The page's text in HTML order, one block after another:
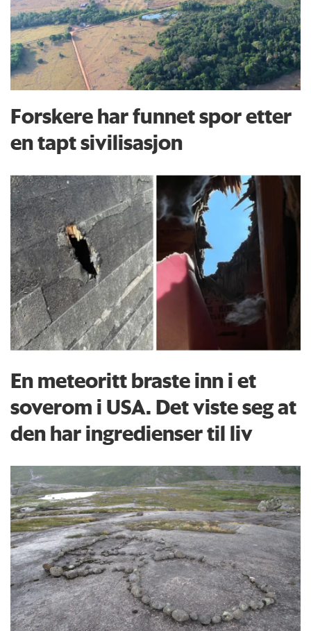
Forskere har funnet spor etter
en tapt sivilisasjon
En meteoritt braste inn i et
soverom i USA. Det viste seg at
den har ingredienser til liv